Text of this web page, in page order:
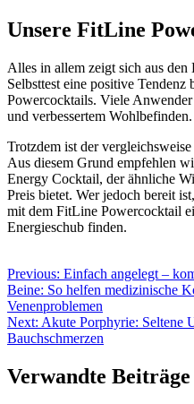
Unsere FitLine
Alles in allem zeigt sich aus
Selbsttest eine positive
Powercocktails. Viele
und verbessertem Wohlbefinden.
Trotzdem ist der
Aus diesem Grund empfehlen
Energy Cocktail, der ähnliche
Preis bietet. Wer jedoch bereit
mit dem FitLine Powercocktail
Energieschub finden.
Beitragsnavigation
Previous: Einfach angelegt –
Beine: So helfen medizinische
Venenproblemen
Next: Akute Porphyrie: Seltene
Bauchschmerzen
Verwandte Beiträge